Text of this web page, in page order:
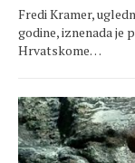
Fredi Kramer,
godine, iznenada je
Hrvatskome…